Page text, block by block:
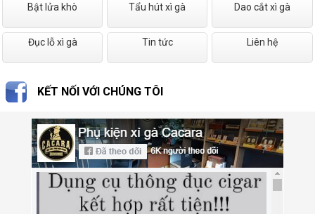
Bật lửa khò Tẩu hút xì gà Dao cắt xì gà
Đục lỗ xì gà Tin tức Liên hệ
KẾT NỐI VỚI CHÚNG TÔI